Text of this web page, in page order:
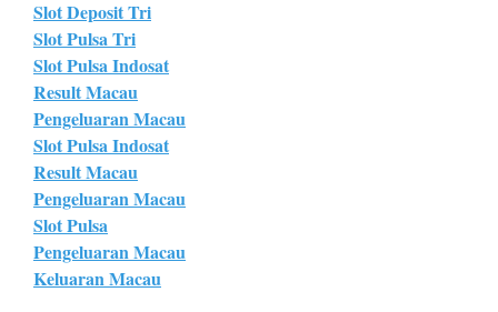
Slot Deposit Tri
Slot Pulsa Tri
Slot Pulsa Indosat
Result Macau
Pengeluaran Macau
Slot Pulsa Indosat
Result Macau
Pengeluaran Macau
Slot Pulsa
Pengeluaran Macau
Keluaran Macau